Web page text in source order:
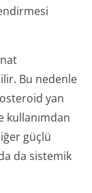
Bu nedenle
yan
kullanımdan
güçlü
da sistemik